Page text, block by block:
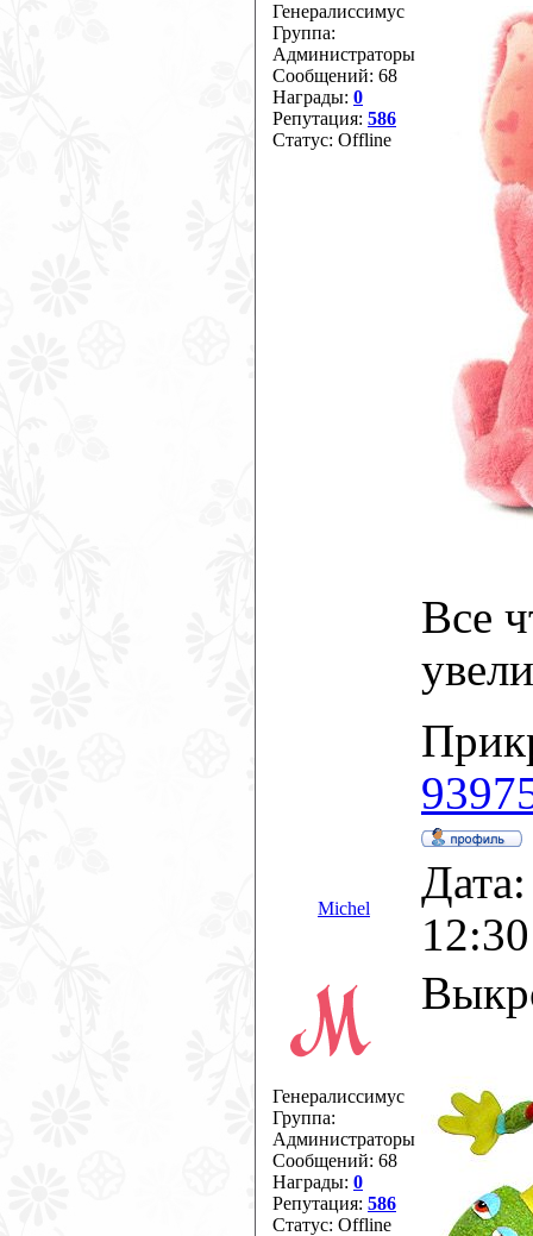
Генералиссимус
Группа:
Администраторы
Сообщений: 68
Награды: 0
Репутация: 586
Статус: Offline
Все
Michel
Генералиссимус
Группа:
Администраторы
Сообщений: 68
Награды: 0
Репутация: 586
Статус: Offline